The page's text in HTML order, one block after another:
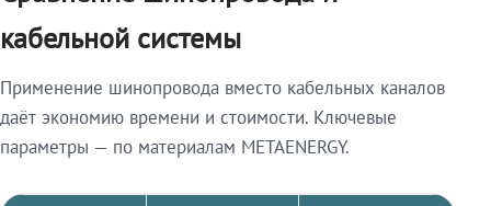
кабельной системы
Применение шинопровода вместо кабельных каналов
даёт экономию времени и стоимости. Ключевые
параметры — по материалам METAENERGY.